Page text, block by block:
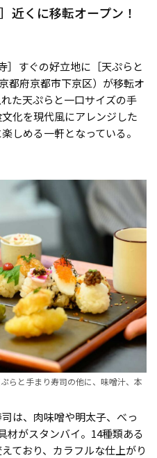
近くに移転オープン！
］すぐの好立地に［天ぷらと
都府京都市下京区）が移転オ
た天ぷらと一口サイズの手
化を現代風にアレンジした
しめる一軒となっている。
らと手まり寿司の他に、味噌汁、本
は、肉味噌や明太子、べっ
材がスタンバイ。14種類ある
ており、カラフルな仕上がり